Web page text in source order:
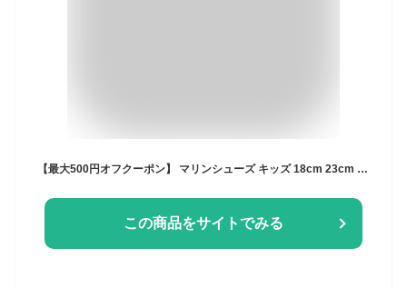
【最大500円オフクーポン】 マリンシューズ キッズ 18cm 23cm マジックテープ 17cm 水陸両用 川遊び アクアシューズ 厚底 シューズ 靴 レディース 潮干狩り ジムシューズ 滑らない ヨガシューズ トレーニングシューズ 保護 海 川 プール サンダル 軽量 子供 子ども 大人 夏
この商品をサイトでみる